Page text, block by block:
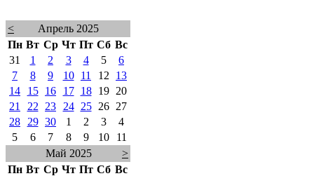
<
Апрель 2025
Пн Вт Ср Чт Пт Сб Вс
31
1 2 3 4 5
6
7
8 9 10 11 12
13
14
15 16 17 18 19
20
21
22 23 24 25 26
27
28
29 30 1 2 3
4
5
6 7 8 9 10
11
Май 2025
>
Пн Вт Ср Чт Пт Сб Вс